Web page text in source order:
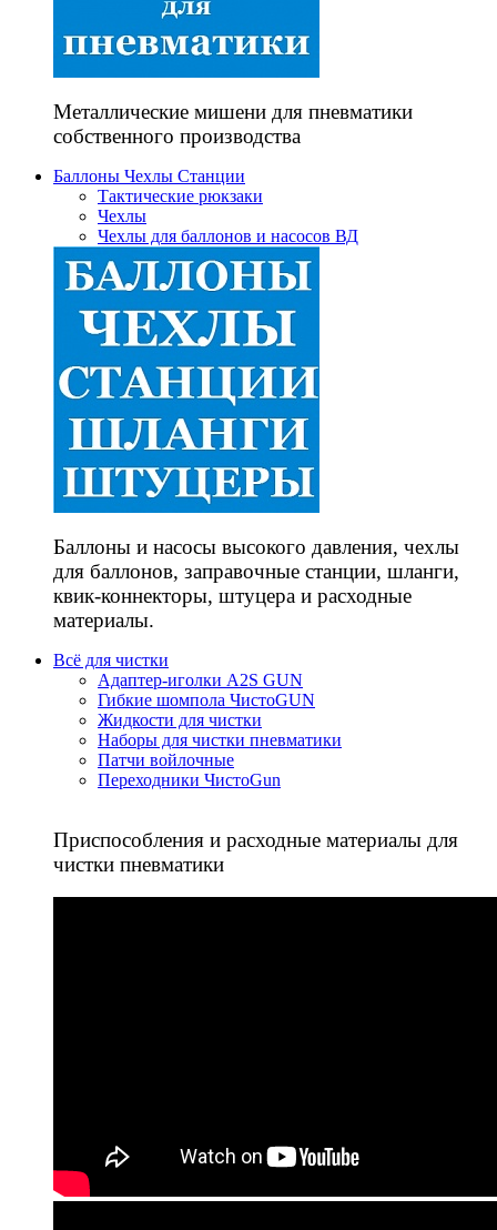
Металлические мишени для пневматики
собственного производства
Баллоны Чехлы Станции
Тактические рюкзаки
Чехлы
Чехлы для баллонов и насосов ВД
Баллоны и насосы высокого давления, чехлы
для баллонов, заправочные станции, шланги,
квик-коннекторы, штуцера и расходные
материалы.
Всё для чистки
Адаптер-иголки A2S GUN
Гибкие шомпола ЧистоGUN
Жидкости для чистки
Наборы для чистки пневматики
Патчи войлочные
Переходники ЧистоGun
Приспособления и расходные материалы для
чистки пневматики